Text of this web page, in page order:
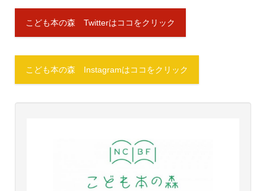
こども本の森 Twitterはココをクリック
こども本の森 Instagramはココをクリック